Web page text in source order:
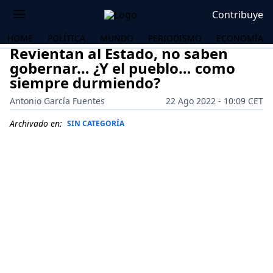
Contribuye
HOME POLÍTICA MUNDO PERIODISMO ECONOMÍA
Revientan al Estado, no saben
gobernar… ¿Y el pueblo… como
siempre durmiendo?
Antonio García Fuentes
22 Ago 2022 - 10:09 CET
Archivado en: SIN CATEGORÍA